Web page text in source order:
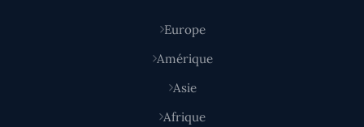
Europe
Amérique
Asie
Afrique